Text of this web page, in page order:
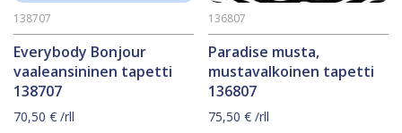
Everybody Bonjour
vaaleansininen tapetti
138707
138707
70,50 € /rll
Paradise musta,
mustavalkoinen tapetti
136807
136807
75,50€ /rll